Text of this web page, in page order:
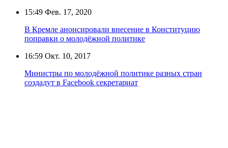
15:49 Фев. 17, 2020
В Кремле анонсировали внесение в Конституцию
поправки о молодёжной политике
16:59 Окт. 10, 2017
Министры по молодёжной политике разных стран
создадут в Facebook секретариат